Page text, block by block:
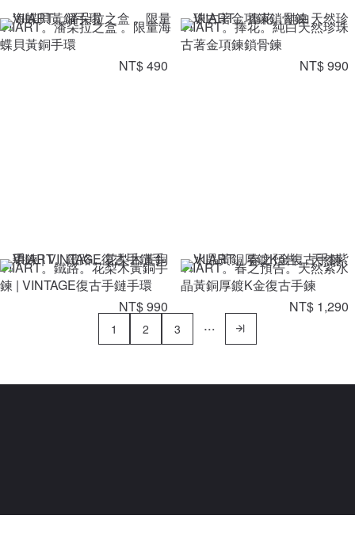
VIIART。潘朵拉之盒 。限量海
蝶貝黃銅手環
NT$ 490
VIIART。捧花。純白天然珍珠
古著金項鍊鎖骨鍊
NT$ 990
VIIART。鐵路。花梨木黃銅手
鍊 | VINTAGE復古手鏈手環
NT$ 990
VIIART。春之預告。天然紫水
晶黃銅厚鍍K金復古手鍊
NT$ 1,290
1 2 3